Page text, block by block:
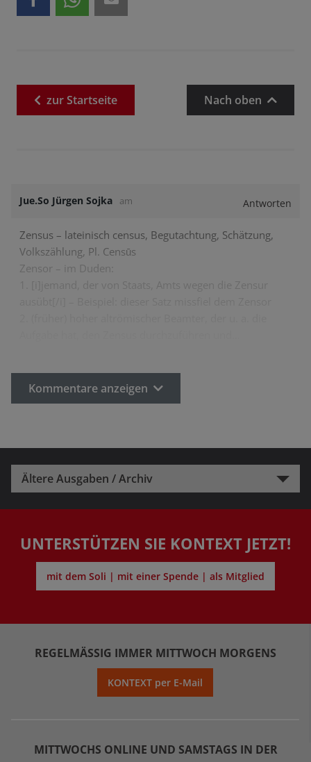
zurStartseite Nach oben
Jue.So Jürgen Sojka am Antworten
Zensus – lateinisch census, Begutachtung, Schätzung,
Volkszählung, Pl. Censūs
Zensor – im Duden:
Kommentare anzeigen
Ältere Ausgaben / Archiv
UNTERSTÜTZEN SIE KONTEXT JETZT!
mit dem Soli | mit einer Spende | als Mitglied
REGELMÄSSIG IMMER MITTWOCH MORGENS
KONTEXT per E-Mail
MITTWOCHS ONLINE UND SAMSTAGS IN DER